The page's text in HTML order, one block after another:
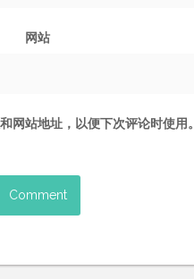
网站
网站地址，以便下次评论时使用。